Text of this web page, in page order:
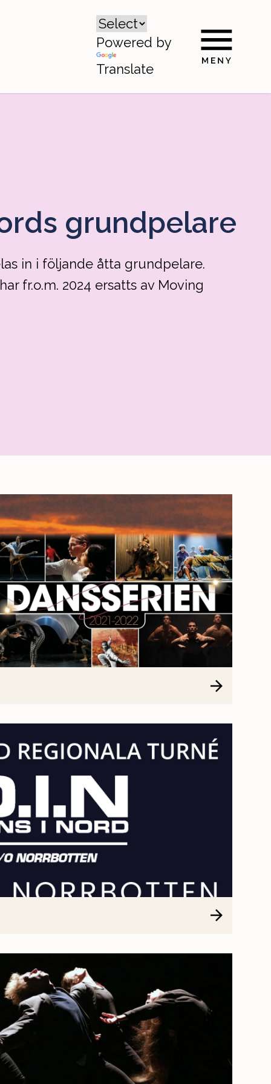
Powered by
Translate
grundpelare
in i följande åtta grundpelare.
fr.o.m. 2024 ersatts av Moving